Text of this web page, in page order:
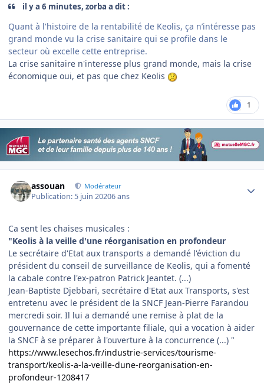
il y a 6 minutes, zorba a dit :
Quant à l'histoire de la rentabilité de Keolis, ça n’intéresse pas
grand monde vu la crise sanitaire qui se profile dans le
secteur où excelle cette entreprise.
La crise sanitaire n'interesse plus grand monde, mais la crise
économique oui, et pas que chez Keolis
1
assouan Modérateur
Publication: 5 juin 20206 ans
Ca sent les chaises musicales :
"Keolis à la veille d'une réorganisation en profondeur
Le secrétaire d'Etat aux transports a demandé l'éviction du
président du conseil de surveillance de Keolis, qui a fomenté
la cabale contre l'ex-patron Patrick Jeantet. (...)
Jean-Baptiste Djebbari, secrétaire d'Etat aux Transports, s'est
entretenu avec le président de la SNCF Jean-Pierre Farandou
mercredi soir. Il lui a demandé une remise à plat de la
gouvernance de cette importante filiale, qui a vocation à aider
la SNCF à se préparer à l'ouverture à la concurrence (...) "
https://www.lesechos.fr/industrie-services/tourisme-
transport/keolis-a-la-veille-dune-reorganisation-en-
profondeur-1208417